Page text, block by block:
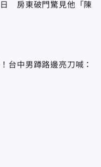
房東破門驚見他「陳
台中男蹲路邊亮刀喊：